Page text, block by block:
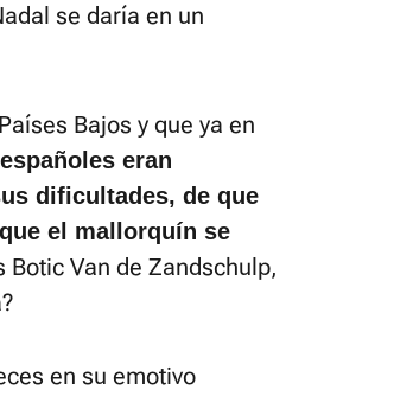
se daría en un
Bajos y que ya en
eran
dificultades, de que
el mallorquín se
Botic Van de Zandschulp,
en su emotivo